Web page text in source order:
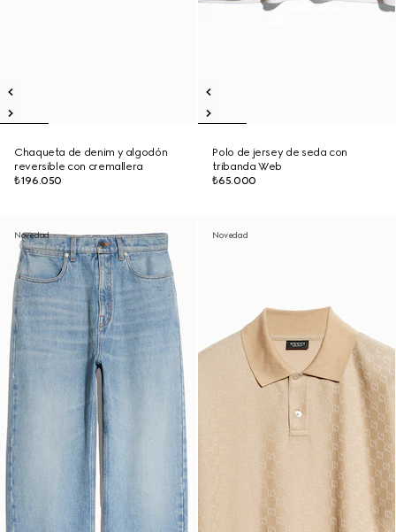
Chaqueta de denim y algodón
reversible con cremallera
₺196.050
Polo de jersey de seda con
tribanda Web
₺65.000
Novedad Novedad